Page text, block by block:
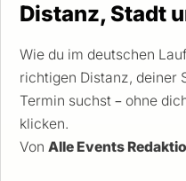
Distanz, Stadt
Wie du im deutschen
richtigen Distanz, deiner
Termin suchst – ohne
klicken.
Von Alle Events